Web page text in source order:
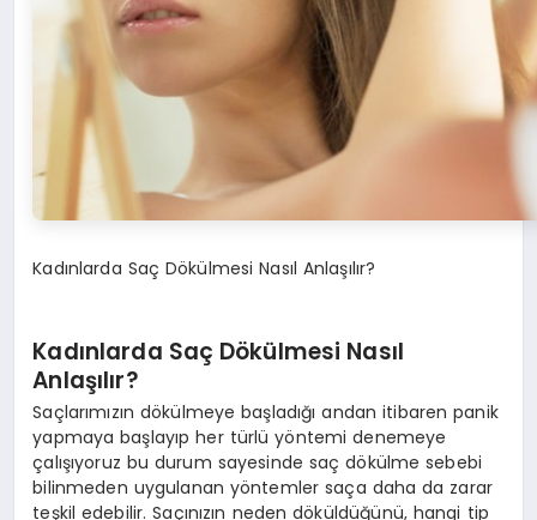
Kadınlarda Saç Dökülmesi Nasıl Anlaşılır?
Kadınlarda Saç Dökülmesi Nasıl
Anlaşılır?
Saçlarımızın dökülmeye başladığı andan itibaren panik
yapmaya başlayıp her türlü yöntemi denemeye
çalışıyoruz bu durum sayesinde saç dökülme sebebi
bilinmeden uygulanan yöntemler saça daha da zarar
teşkil edebilir. Saçınızın neden döküldüğünü, hangi tip